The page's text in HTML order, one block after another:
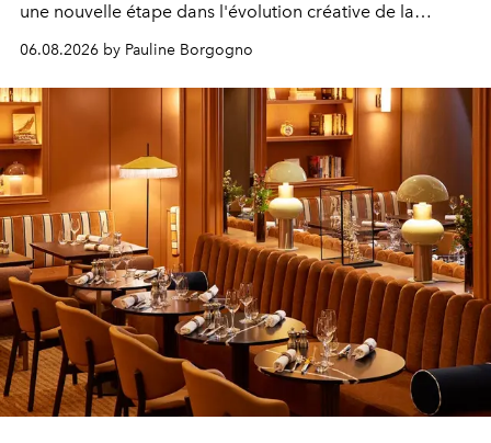
une nouvelle étape dans l'évolution créative de la
06.08.2026 by Pauline Borgogno